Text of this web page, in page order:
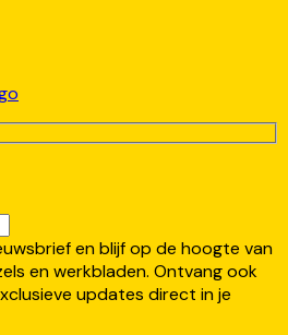
en blijf op de hoogte van
en werkbladen. Ontvang ook
updates direct in je